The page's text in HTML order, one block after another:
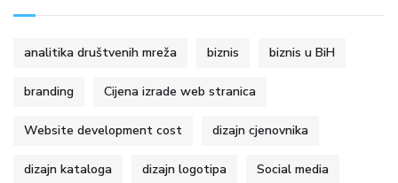
analitika društvenih mreža biznis biznis u BiH
branding Cijena izrade web stranica
Website development cost dizajn cjenovnika
dizajn kataloga dizajn logotipa Social media